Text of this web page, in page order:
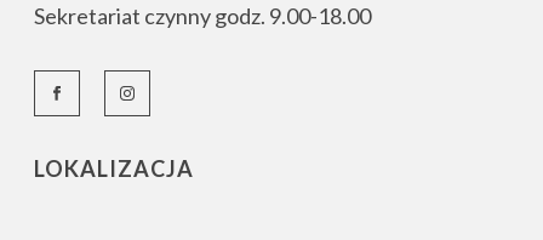
Sekretariat czynny godz. 9.00-18.00
LOKALIZACJA